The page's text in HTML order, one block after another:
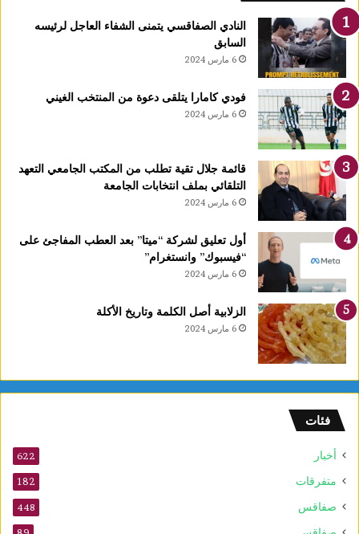
ح
ق
ة
ت
س
ر
ا
9
0
/
النادي الصفاقسي يتمنى الشفاء العاجل لرئيسه
السابق
6 مارس 2024
فودي كامارا يتلقى دعوة من المنتخب الغيني
6 مارس 2024
قائمة جلال تقية تطلب من المكتب الجامعي التعهد
التلقائي بملف انتخابات الجامعة
6 مارس 2024
أول تعليق لشركة “ميتا” بعد العطب المفاجئ على
“فيسبوك” وانستغرام”
6 مارس 2024
الزلابية أصل الكلمة وتاريخ الأكلة
6 مارس 2024
فئات
أخبار 622
متفرقات 182
صفاقس 448